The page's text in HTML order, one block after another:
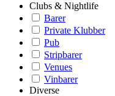
Clubs & Nightlife
Barer
Private Klubber
Pub
Stripbarer
Venues
Vinbarer
Diverse